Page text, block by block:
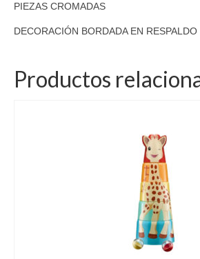
PIEZAS CROMADAS
DECORACIÓN BORDADA EN RESPALDO
Productos